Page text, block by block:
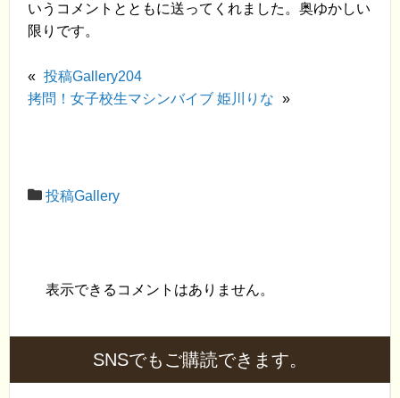
いうコメントとともに送ってくれました。奥ゆかしい
限りです。
« 投稿Gallery204
拷問！女子校生マシンバイブ 姫川りな »
投稿Gallery
表示できるコメントはありません。
SNSでもご購読できます。